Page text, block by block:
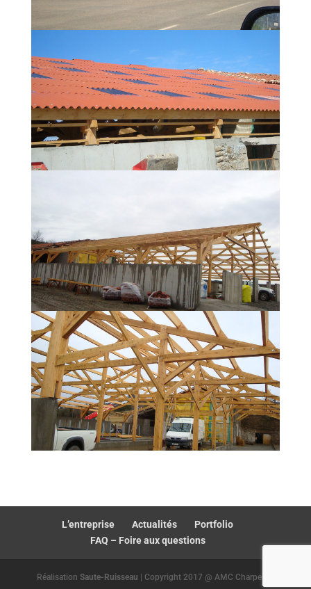
L’entreprise Actualités
Portfolio
FAQ – Foire aux questions
RéalisationSaute-Ruisseau | Copyright 2017 @ AMC Charpente